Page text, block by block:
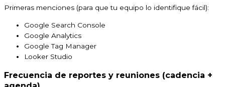
Primeras menciones (para que tu equipo lo identifique fácil):
Google Search Console
Google Analytics
Google Tag Manager
Looker Studio
Frecuencia de reportes y reuniones (cadencia +